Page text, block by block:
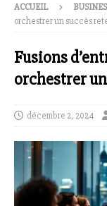
ACCUEIL
orchestrer un succès
Fusions
orchestrer
décembre 2, 2024